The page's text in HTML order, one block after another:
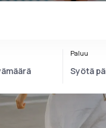
Paluu